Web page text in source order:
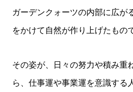
ガーデンクォーツの内部に広が
をかけて自然が作り上げたもの
その姿が、日々の努力や積み重
ら、仕事運や事業運を意識する